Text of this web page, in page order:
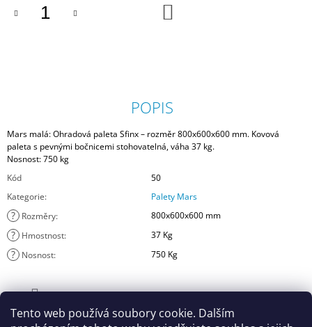
Tento web používá soubory cookie. Dalším
POPIS
Mars malá: Ohradová paleta Sfinx – rozměr 800x600x600 mm. Kovová
paleta s pevnými bočnicemi stohovatelná, váha 37 kg.
Nosnost: 750 kg
Kód
50
Kategorie: Palety Mars
? Rozměry: 800x600x600 mm
? Hmostnost: 37 Kg
? Nosnost: 750 Kg
ZEPTAT SE